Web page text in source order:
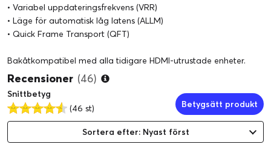
• Variabel uppdateringsfrekvens (VRR)
• Läge för automatisk låg latens (ALLM)
• Quick Frame Transport (QFT)
Bakåtkompatibel med alla tidigare HDMI-utrustade enheter.
Recensioner (46)
Snittbetyg
(46 st)
Betygsätt produkt
Sortera efter: Nyast först